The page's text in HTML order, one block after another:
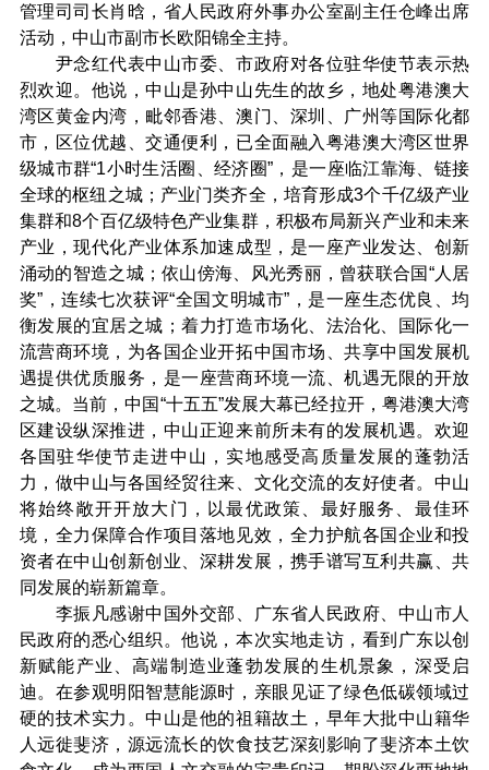
管理司司长肖晗，省人民政府外事办公室副主任仓峰出席
活动，中山市副市长欧阳锦全主持。
尹念红代表中山市委、市政府对各位驻华使节表示热
烈欢迎。他说，中山是孙中山先生的故乡，地处粤港澳大
湾区黄金内湾，毗邻香港、澳门、深圳、广州等国际化都
市，区位优越、交通便利，已全面融入粤港澳大湾区世界
级城市群“1小时生活圈、经济圈”，是一座临江靠海、链接
全球的枢纽之城；产业门类齐全，培育形成3个千亿级产业
集群和8个百亿级特色产业集群，积极布局新兴产业和未来
产业，现代化产业体系加速成型，是一座产业发达、创新
涌动的智造之城；依山傍海、风光秀丽，曾获联合国“人居
奖”，连续七次获评“全国文明城市”，是一座生态优良、均
衡发展的宜居之城；着力打造市场化、法治化、国际化一
流营商环境，为各国企业开拓中国市场、共享中国发展机
遇提供优质服务，是一座营商环境一流、机遇无限的开放
之城。当前，中国“十五五”发展大幕已经拉开，粤港澳大湾
区建设纵深推进，中山正迎来前所未有的发展机遇。欢迎
各国驻华使节走进中山，实地感受高质量发展的蓬勃活
力，做中山与各国经贸往来、文化交流的友好使者。中山
将始终敞开开放大门，以最优政策、最好服务、最佳环
境，全力保障合作项目落地见效，全力护航各国企业和投
资者在中山创新创业、深耕发展，携手谱写互利共赢、共
同发展的崭新篇章。
李振凡感谢中国外交部、广东省人民政府、中山市人
民政府的悉心组织。他说，本次实地走访，看到广东以创
新赋能产业、高端制造业蓬勃发展的生机景象，深受启
迪。在参观明阳智慧能源时，亲眼见证了绿色低碳领域过
硬的技术实力。中山是他的祖籍故土，早年大批中山籍华
人远徙斐济，源远流长的饮食技艺深刻影响了斐济本土饮